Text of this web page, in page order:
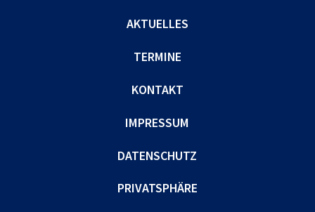
AKTUELLES
TERMINE
KONTAKT
IMPRESSUM
DATENSCHUTZ
PRIVATSPHÄRE